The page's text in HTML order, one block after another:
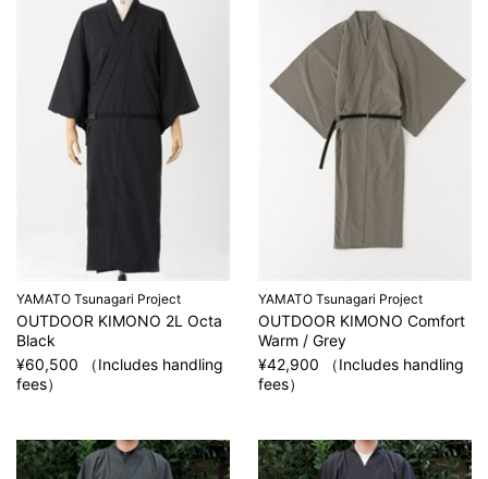
YAMATO Tsunagari Project
OUTDOOR KIMONO 2L Octa
Black
¥60,500 （Includes handling
fees）
YAMATO Tsunagari Project
OUTDOOR KIMONO Comfort
Warm / Grey
¥42,900 （Includes handling
fees）